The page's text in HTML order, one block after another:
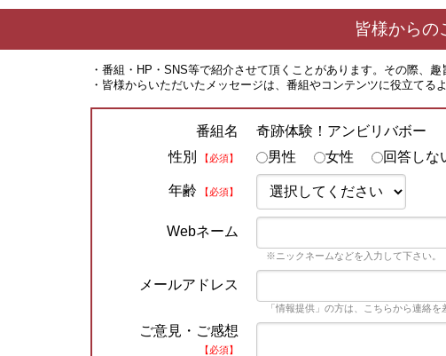
皆様からの
・番組・HP・SNS等で紹介させて頂くことがあります。その際、
・皆様からいただいたメッセージは、番組やコンテンツに役立て
番組名
奇跡体験！アンビリバボー
性別
【必須】 男性 女性 回答しな
年齢 【必須】
Webネーム
※ニックネームなどを入力して下さい。
メールアドレス
「情報提供」の方は、こちらから連絡
ご意見・ご感想
【必須】